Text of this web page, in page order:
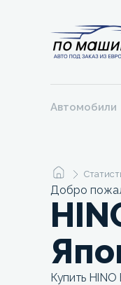
Автомобили
Добро
Купить